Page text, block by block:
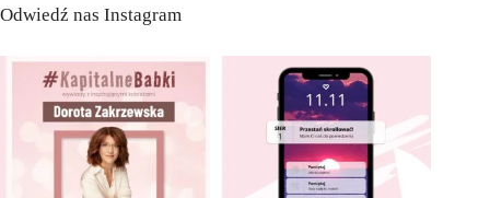
Odwiedź nas Instagram